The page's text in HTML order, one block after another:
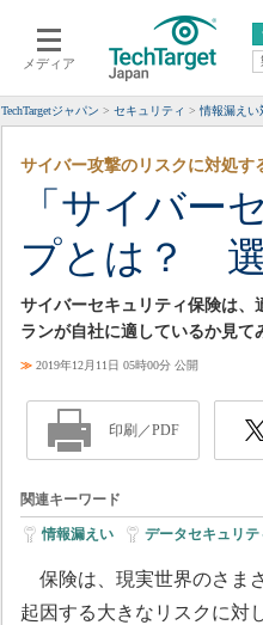
メディア
クラウド
スマートモバイル
ネットワーク
システム運用管理
エン
ERP
CX
情報
TechTargetジャパン セキュリティ 情報漏えい
「サイバー
プとは？ 選
サイバー攻撃のリスクに対処す
サイバーセキュリティ保険は、
ランが自社に適しているか見て
≫ 2019年12月11日 05時00分 公開
印刷／PDF
関連キーワード
情報漏えい データセキュリテ
保険は、現実世界のさま
起因する大きなリスクに対